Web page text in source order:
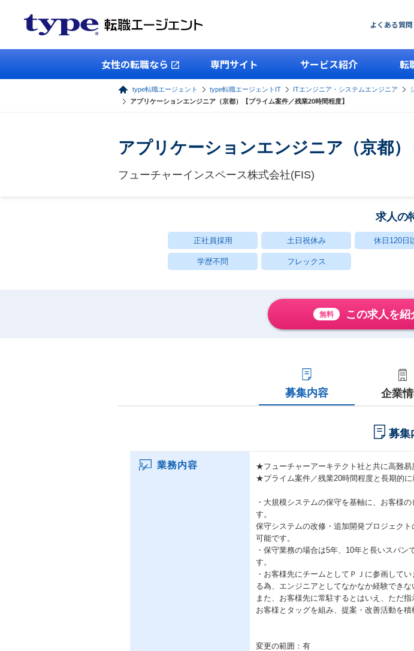
よくある質問
女性の転職なら 専門サイト サービス紹介 転
type転職エージェント type転職エージェントIT ITエンジニア・システムエンジニア
アプリケーションエンジニア（京都）【プライム案件／残業20時間程度】
アプリケーションエンジニア（京都
フューチャーインスペース株式会社(FIS)
求人の
正社員採用 土日祝休み 休日120日
学歴不問 フレックス
無料 この求人を紹
募集内容 企業
募集
業務内容
★フューチャーアーキテクト社と共に高難
★プライム案件／残業20時間程度と長期的
・大規模システムの保守を基軸に、お客様
す。
保守システムの改修・追加開発プロジェク
可能です。
・保守業務の場合は5年、10年と長いスパ
す。
・お客様先にチームとしてＰＪに参画して
る為、エンジニアとしてなかなか経験でき
また、お客様先に常駐するとはいえ、ただ
お客様とタッグを組み、提案・改善活動を積
変更の範囲：有